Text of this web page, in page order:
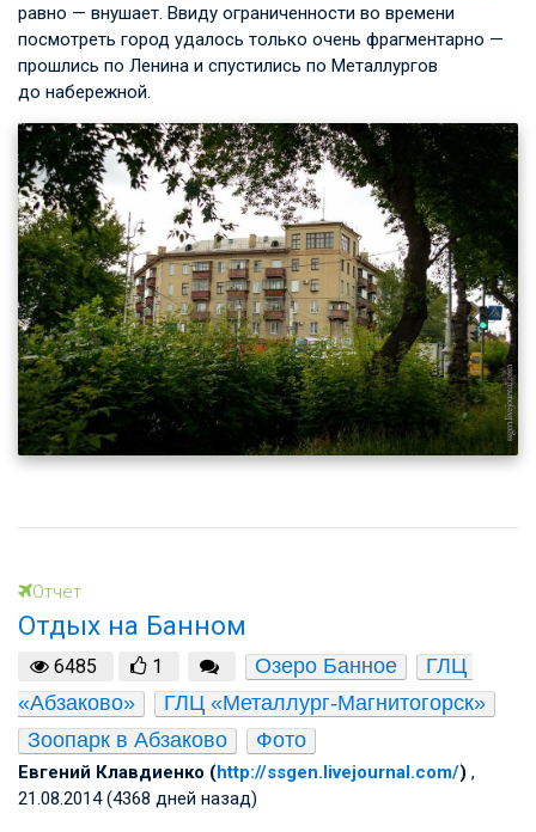
равно — внушает. Ввиду ограниченности во времени
посмотреть город удалось только очень фрагментарно —
прошлись по Ленина и спустились по Металлургов
до набережной.
Отчет
Отдых на Банном
6485 1 Озеро Банное
ГЛЦ
«Абзаково»
ГЛЦ «Металлург-Магнитогорск»
Зоопарк в Абзаково
Фото
Евгений Клавдиенко (http://ssgen.livejournal.com/) ,
21.08.2014 (4368 дней назад)